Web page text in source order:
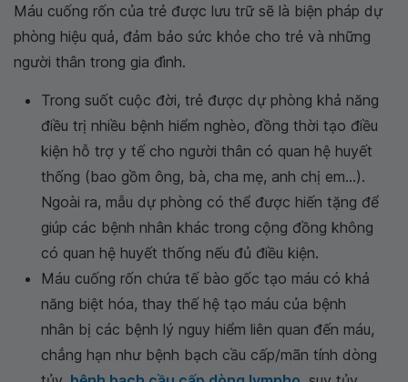
Máu cuống rốn của trẻ được lưu trữ sẽ là biện pháp dự
phòng hiệu quả, đảm bảo sức khỏe cho trẻ và những
người thân trong gia đình.
Trong suốt cuộc đời, trẻ được dự phòng khả năng
điều trị nhiều bệnh hiểm nghèo, đồng thời tạo điều
kiện hỗ trợ y tế cho người thân có quan hệ huyết
thống (bao gồm ông, bà, cha mẹ, anh chị em…).
Ngoài ra, mẫu dự phòng có thể được hiến tặng để
giúp các bệnh nhân khác trong cộng đồng không
có quan hệ huyết thống nếu đủ điều kiện.
Máu cuống rốn chứa tế bào gốc tạo máu có khả
năng biệt hóa, thay thế hệ tạo máu của bệnh
nhân bị các bệnh lý nguy hiểm liên quan đến máu,
chẳng hạn như bệnh bạch cầu cấp/mãn tính dòng